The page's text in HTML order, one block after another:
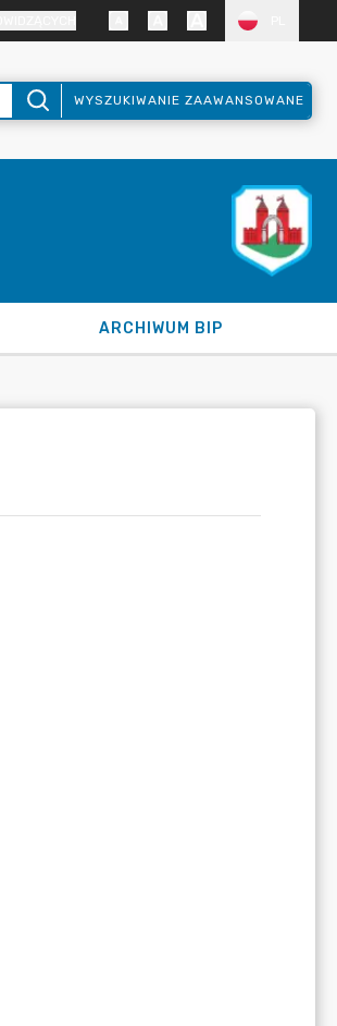
WYSZUKIWANIE ZAAWANSOWANE
ARCHIWUM BIP